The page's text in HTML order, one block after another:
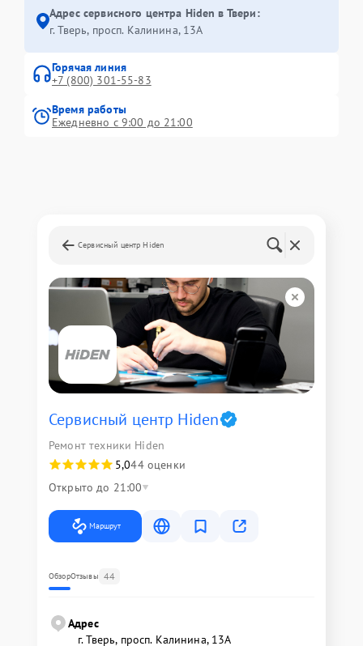
Адрес сервисного центра Hiden в Твери:
г. Тверь, просп. Калинина, 13А
Горячая линия
+7 (800) 301-55-83
Время работы
Ежедневно с 9:00 до 21:00
Сервисный центр Hiden
Сервисный центр Hiden
Ремонт техники Hiden
5,044 оценки
Открыто до 21:00
Маршрут
ОбзорОтзывы 44
Адрес
г. Тверь, просп. Калинина, 13А